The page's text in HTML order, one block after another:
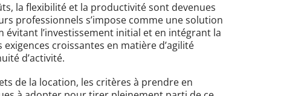
la flexibilité et la productivité sont devenues
professionnels s’impose comme une solution
l’investissement initial et en intégrant la
croissantes en matière d’agilité
d’activité.
de la location, les critères à prendre en